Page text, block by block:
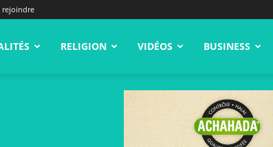
rejoindre
RELIGION VIDÉOS BUSINESS